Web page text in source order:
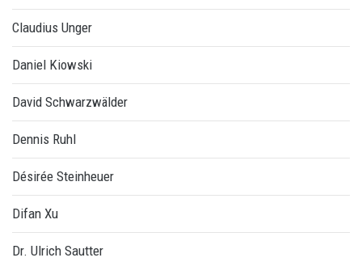
Claudius Unger
Daniel Kiowski
David Schwarzwälder
Dennis Ruhl
Désirée Steinheuer
Difan Xu
Dr. Ulrich Sautter